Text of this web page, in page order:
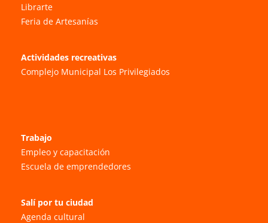
Librarte
Feria de Artesanías
Actividades recreativas
Complejo Municipal Los Privilegiados
Trabajo
Empleo y capacitación
Escuela de emprendedores
Salí por tu ciudad
Agenda cultural